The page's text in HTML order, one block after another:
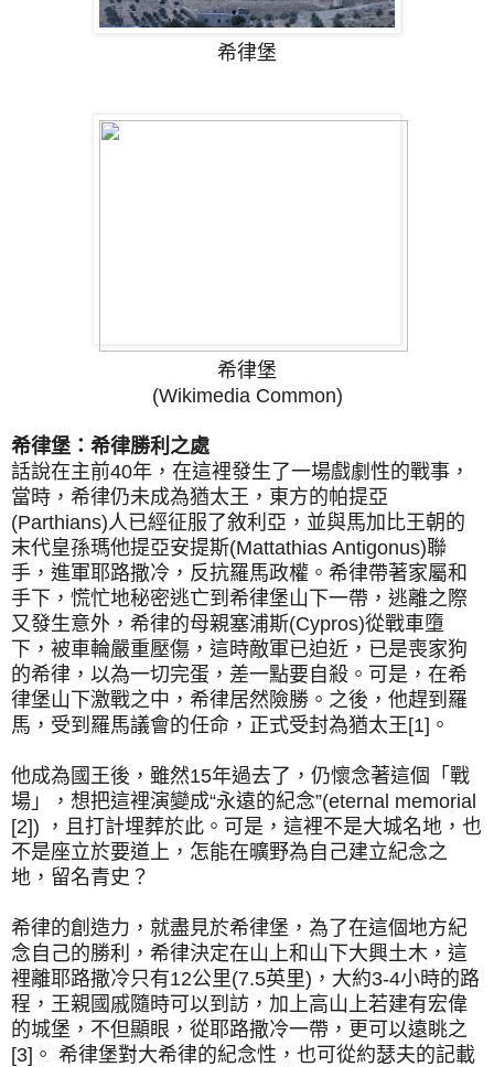
希律堡
希律堡
(Wikimedia Common)
希律堡：希律勝利之處
話說在主前40年，在這裡發生了一場戲劇性的戰事，
當時，希律仍未成為猶太王，東方的帕提亞
(Parthians)人已經征服了敘利亞，並與馬加比王朝的
末代皇孫瑪他提亞安提斯(Mattathias Antigonus)聯
手，進軍耶路撒冷，反抗羅馬政權。希律帶著家屬和
手下，慌忙地秘密逃亡到希律堡山下一帶，逃離之際
又發生意外，希律的母親塞浦斯(Cypros)從戰車墮
下，被車輪嚴重壓傷，這時敵軍已迫近，已是喪家狗
的希律，以為一切完蛋，差一點要自殺。可是，在希
律堡山下激戰之中，希律居然險勝。之後，他趕到羅
馬，受到羅馬議會的任命，正式受封為猶太王[1]。
他成為國王後，雖然15年過去了，仍懷念著這個「戰
場」，想把這裡演變成“永遠的紀念”(eternal memorial
[2]) ，且打計埋葬於此。可是，這裡不是大城名地，也
不是座立於要道上，怎能在曠野為自己建立紀念之
地，留名青史？
希律的創造力，就盡見於希律堡，為了在這個地方紀
念自己的勝利，希律決定在山上和山下大興土木，這
裡離耶路撒冷只有12公里(7.5英里)，大約3-4小時的路
程，王親國戚隨時可以到訪，加上高山上若建有宏偉
的城堡，不但顯眼，從耶路撒冷一帶，更可以遠眺之
[3]。 希律堡對大希律的紀念性，也可從約瑟夫的記載